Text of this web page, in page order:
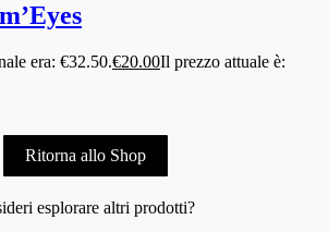
era: €32.50.€20.00Il prezzo attuale è:
Ritorna allo Shop
esplorare altri prodotti?